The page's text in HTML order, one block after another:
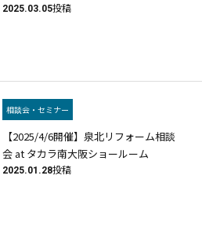
2025.03.05投稿
相談会・セミナー
【2025/4/6開催】泉北リフォーム相談
会 at タカラ南大阪ショールーム
2025.01.28投稿